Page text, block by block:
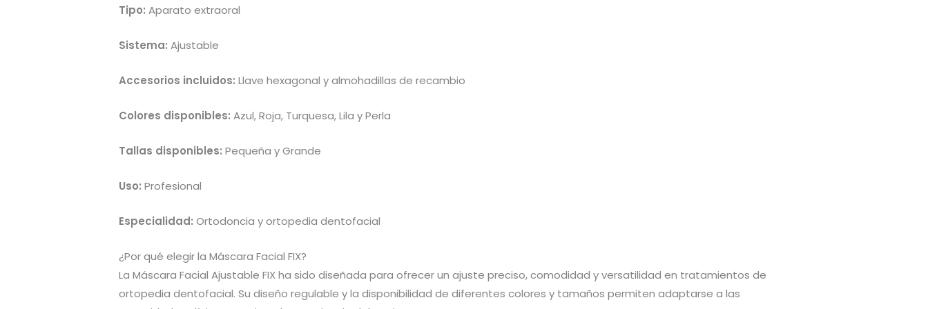
Tipo: Aparato extraoral
Sistema: Ajustable
Accesorios incluidos: Llave hexagonal y almohadillas de recambio
Colores disponibles: Azul, Roja, Turquesa, Lila y Perla
Tallas disponibles: Pequeña y Grande
Uso: Profesional
Especialidad: Ortodoncia y ortopedia dentofacial
¿Por qué elegir la Máscara Facial FIX?
La Máscara Facial Ajustable FIX ha sido diseñada para ofrecer un ajuste preciso, comodidad y versatilidad en tratamientos de
ortopedia dentofacial. Su diseño regulable y la disponibilidad de diferentes colores y tamaños permiten adaptarse a las